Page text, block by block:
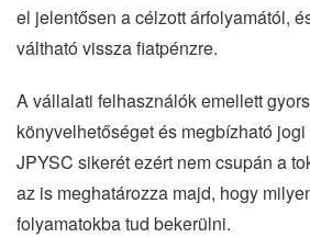
el jelentősen a célzott árfolyamától,
váltható vissza fiatpénzre.
A vállalati felhasználók emellett
könyvelhetőséget és megbízható
JPYSC sikerét ezért nem csupán a
az is meghatározza majd, hogy
folyamatokba tud bekerülni.